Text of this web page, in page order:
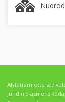
Alytaus miesto
Juridinio asmens